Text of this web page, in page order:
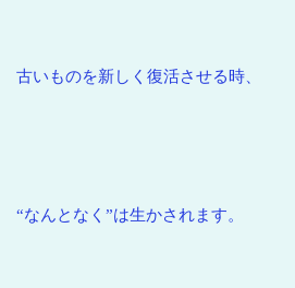
古いものを新しく復活させる時、
“なんとなく”は生かされます。